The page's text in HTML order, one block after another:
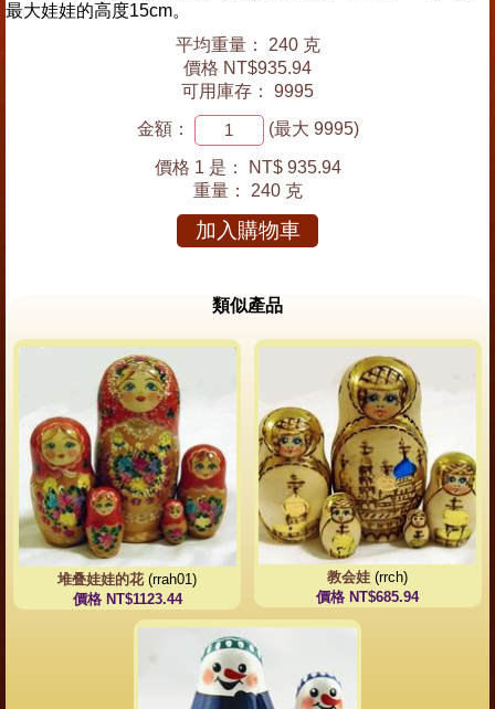
最大娃娃的高度15cm。
平均重量： 240 克
價格 NT$935.94
可用庫存： 9995
金額： (最大 9995)
價格 1 是：
NT$ 935.94
重量： 240 克
加入購物車
類似產品
堆叠娃娃的花(rrah01)
價格 NT$1123.44
教会娃 (rrch)
價格 NT$685.94